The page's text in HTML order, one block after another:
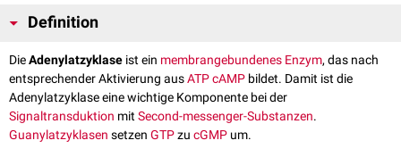
Definition
DieAdenylatzyklase ist ein membrangebundenes Enzym, das nach
entsprechender Aktivierung ausATPcAMP bildet. Damit ist die
Adenylatzyklase eine wichtige Komponente bei der
Signaltransduktion mitSecond-messenger-Substanzen.
Guanylatzyklasen setzen GTPzu cGMP um.